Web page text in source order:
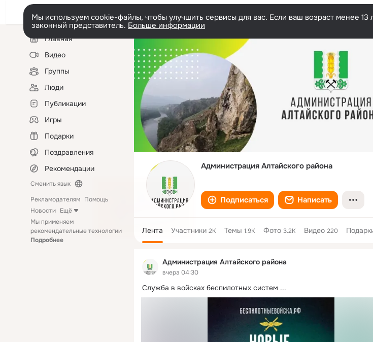
Мы используем cookie-файлы, чтобы улучшить сервисы для вас. Если ваш возраст менее
законный представитель. Больше информации
Левая
колонкаГлавная
Видео
Группы
Люди
Публикации
Игры
Подарки
Поздравления
Рекомендации
Сменить язык
Рекламодателям Помощь
Новости Ещё
Мы применяем
рекомендательные технологии
Подробнее
Администрация Алтайского района
Подписаться Написать
Лента Участники 2K Темы 1.9K Фото 3.2K Видео 220
Администрация Алтайского района
вчера 04:30
Служба в войсках беспилотных систем ...